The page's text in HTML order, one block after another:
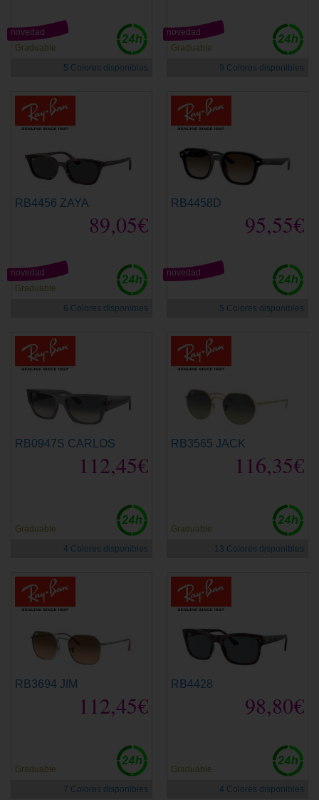
Graduable
novedad
5 Colores disponibles
Graduable
novedad
9 Colores disponibles
RB4456 ZAYA
89,05€
Graduable
novedad
6 Colores disponibles
RB4458D
95,55€
novedad
5 Colores disponibles
RB0947S CARLOS
112,45€
Graduable
4 Colores disponibles
RB3565 JACK
116,35€
Graduable
13 Colores disponibles
RB3694 JIM
112,45€
Graduable
7 Colores disponibles
RB4428
98,80€
Graduable
4 Colores disponibles